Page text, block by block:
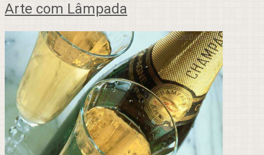
Arte com Lâmpada